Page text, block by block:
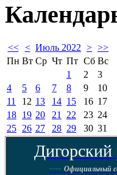
<< < Июль 2022 > >>
Пн Вт Ср Чт Пт Сб Вс
1
2
3
4
5 6 7 8 9
10
11
12 13 14 15 16 17
18 19 20 21 22 23 24
25 26 27 28 29 30 31
Дигорский
---- Официальный